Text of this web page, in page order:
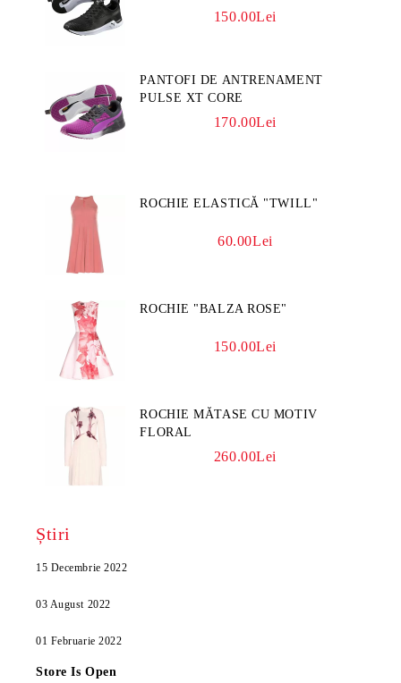
150.00Lei
PANTOFI DE ANTRENAMENT
PULSE XT CORE
170.00Lei
ROCHIE ELASTICĂ "TWILL"
60.00Lei
ROCHIE "BALZA ROSE"
150.00Lei
ROCHIE MĂTASE CU MOTIV
FLORAL
260.00Lei
Știri
15 Decembrie 2022
03 August 2022
01 Februarie 2022
Store Is Open